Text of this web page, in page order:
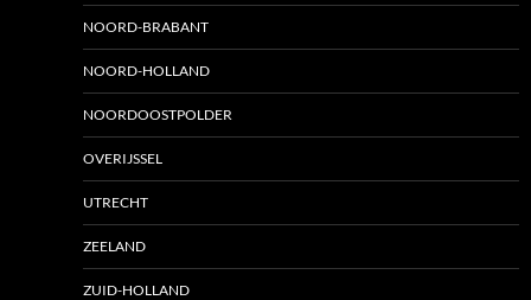
NOORD-BRABANT
NOORD-HOLLAND
NOORDOOSTPOLDER
OVERIJSSEL
UTRECHT
ZEELAND
ZUID-HOLLAND